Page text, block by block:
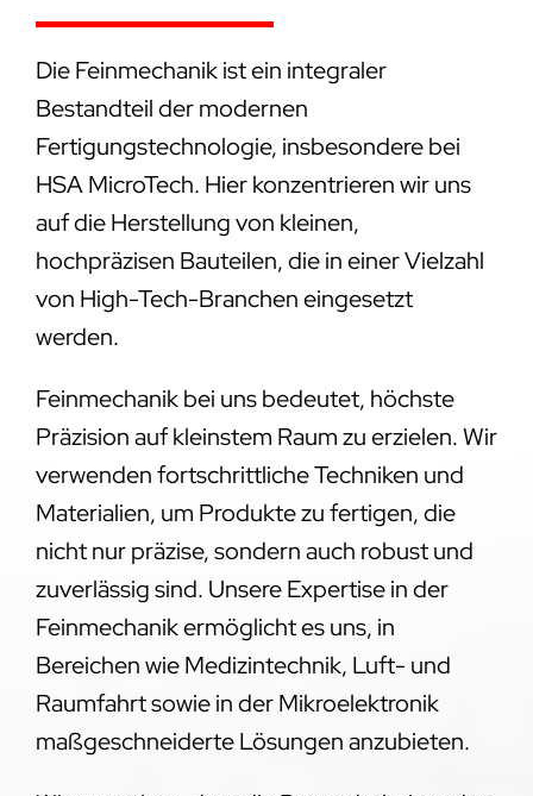
Die Feinmechanik ist ein integraler
Bestandteil der modernen
Fertigungstechnologie, insbesondere bei
HSA MicroTech. Hier konzentrieren wir uns
auf die Herstellung von kleinen,
hochpräzisen Bauteilen, die in einer Vielzahl
von High-Tech-Branchen eingesetzt
werden.
Feinmechanik bei uns bedeutet, höchste
Präzision auf kleinstem Raum zu erzielen. Wir
verwenden fortschrittliche Techniken und
Materialien, um Produkte zu fertigen, die
nicht nur präzise, sondern auch robust und
zuverlässig sind. Unsere Expertise in der
Feinmechanik ermöglicht es uns, in
Bereichen wie Medizintechnik, Luft- und
Raumfahrt sowie in der Mikroelektronik
maßgeschneiderte Lösungen anzubieten.